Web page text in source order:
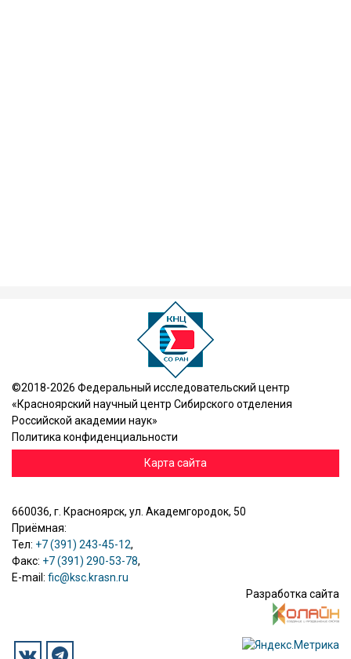
©2018-2026 Федеральный исследовательский центр
«Красноярский научный центр Сибирского отделения
Российской академии наук»
Политика конфиденциальности
Карта сайта
660036, г. Красноярск, ул. Академгородок, 50
Приёмная:
Тел: +7 (391) 243-45-12,
Факс: +7 (391) 290-53-78,
E-mail: fic@ksc.krasn.ru
Разработка сайта